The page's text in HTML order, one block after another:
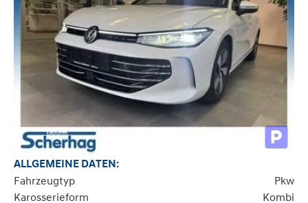
ALLGEMEINE DATEN:
Fahrzeugtyp
Pkw
Karosserieform
Kombi